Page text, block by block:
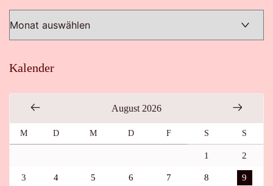
Kalender
August 2026
M D M D F S S
1 2
3 4 5 6 7 8 9